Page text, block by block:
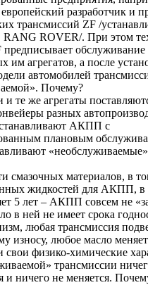
разработчик и
трансмиссий ZF /
ROVER/. При этом
предписывает обслуживание
им агрегатов, а после
автомобилей
Почему?
и те же агрегаты
разных
АКПП с
плановым
смазочных материалов, в
жидкостей для АКПП, в
5 лет – АКПП совсем не
в ней не имеет срока
любая трансмиссия
износу, любое масло
свои физико-химические
трансмиссии
и ничего не меняется.